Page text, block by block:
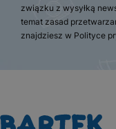
związku z wysyłką
temat zasad
znajdziesz w Polityce